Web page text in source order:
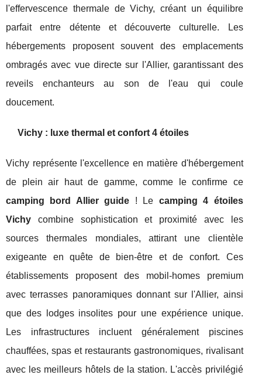
l'effervescence thermale de Vichy, créant un équilibre
parfait entre détente et découverte culturelle. Les
hébergements proposent souvent des emplacements
ombragés avec vue directe sur l'Allier, garantissant des
reveils enchanteurs au son de l'eau qui coule
doucement.
Vichy : luxe thermal et confort 4 étoiles
Vichy représente l'excellence en matière d'hébergement
de plein air haut de gamme, comme le confirme ce
camping bord Allier guide ! Le camping 4 étoiles
Vichy combine sophistication et proximité avec les
sources thermales mondiales, attirant une clientèle
exigeante en quête de bien-être et de confort. Ces
établissements proposent des mobil-homes premium
avec terrasses panoramiques donnant sur l'Allier, ainsi
que des lodges insolites pour une expérience unique.
Les infrastructures incluent généralement piscines
chauffées, spas et restaurants gastronomiques, rivalisant
avec les meilleurs hôtels de la station. L'accès privilégié